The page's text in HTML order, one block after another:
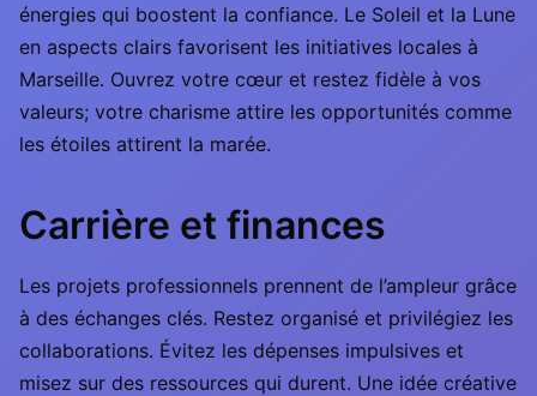
énergies qui boostent la confiance. Le Soleil et la Lune
en aspects clairs favorisent les initiatives locales à
Marseille. Ouvrez votre cœur et restez fidèle à vos
valeurs; votre charisme attire les opportunités comme
les étoiles attirent la marée.
Carrière et finances
Les projets professionnels prennent de l’ampleur grâce
à des échanges clés. Restez organisé et privilégiez les
collaborations. Évitez les dépenses impulsives et
misez sur des ressources qui durent. Une idée créative